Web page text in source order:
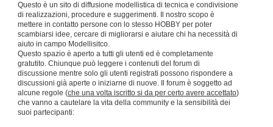
Questo è un sito di diffusione modellistica di tecnica e condivisione
di realizzazioni, procedure e suggerimenti. Il nostro scopo è
mettere in contatto persone con lo stesso HOBBY per poter
scambiarsi idee, cercare di migliorarsi e aiutare chi ha necessità di
aiuto in campo Modellisitco.
Questo spazio è aperto a tutti gli utenti ed è completamente
gratutito. Chiunque può leggere i contenuti del forum di
discussione mentre solo gli utenti registrati possono rispondere a
discussioni già aperte o iniziarne di nuove. Il forum è soggetto ad
alcune regole (che una volta iscritto si da per certo avere accettato)
che vanno a cautelare la vita della community e la sensibilità dei
suoi partecipanti: